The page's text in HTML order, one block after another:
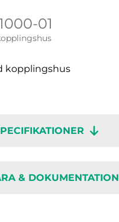
01
kopplingshus
& DOKUMENTATION